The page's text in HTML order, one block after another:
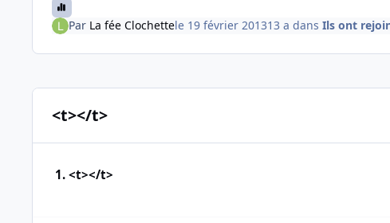
Par La fée Clochettele 19 février 201313 a dans Ils ont
<t></t>
1. <t></t>